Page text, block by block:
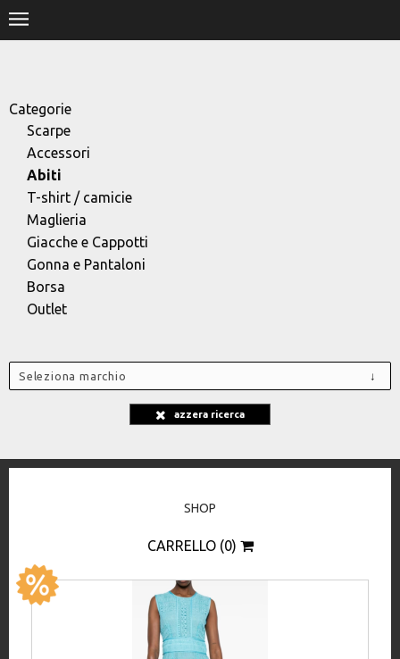
Categorie
Scarpe
Accessori
Abiti
T-shirt / camicie
Maglieria
Giacche e Cappotti
Gonna e Pantaloni
Borsa
Outlet
Seleziona marchio
azzera ricerca
SHOP
CARRELLO (0)